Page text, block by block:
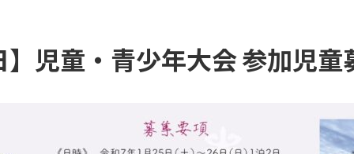
児童・青少年大会 参加児童